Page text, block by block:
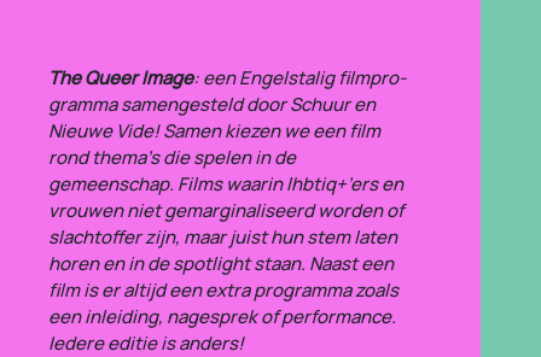
The Queer Image: een Engelstalig film­pro­
gramma samen­ge­steld door Schuur en
Nieuwe Vide! Samen kiezen we een film
rond thema’s die spelen in de
gemeenschap. Films waarin lhbtiq+’ers en
vrouwen niet gemar­gi­na­li­seerd worden of
slachtoffer zijn, maar juist hun stem laten
horen en in de spotlight staan. Naast een
film is er altijd een extra programma zoals
een inleiding, nagesprek of performance.
Iedere editie is anders!